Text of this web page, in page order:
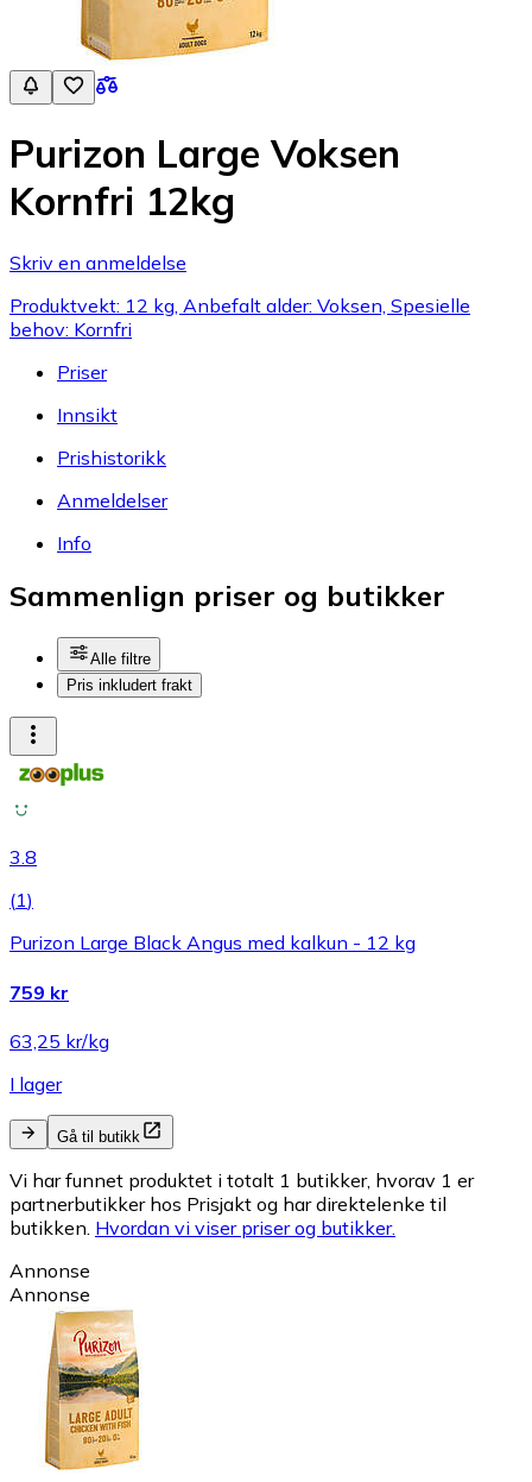
Purizon Large Voksen
Kornfri 12kg
Skriv en anmeldelse
Produktvekt: 12 kg, Anbefalt alder: Voksen, Spesielle
behov: Kornfri
Priser
Innsikt
Prishistorikk
Anmeldelser
Info
Sammenlign priser og butikker
Alle filtre
Pris inkludert frakt
3.8
(1)
Purizon Large Black Angus med kalkun - 12 kg
759 kr
63,25 kr/kg
I lager
Gå til butikk
Vi har funnet produktet i totalt 1 butikker, hvorav 1 er
partnerbutikker hos Prisjakt og har direktelenke til
butikken. Hvordan vi viser priser og butikker.
Annonse
Annonse